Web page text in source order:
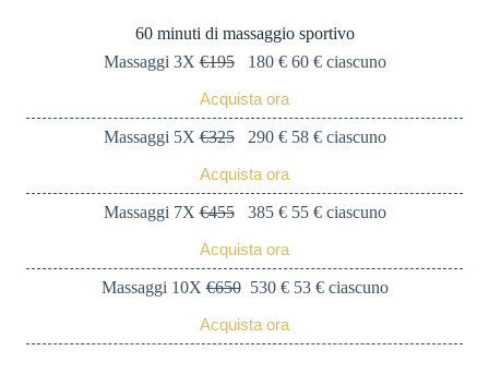
60 minuti di massaggio sportivo
Massaggi 3X€195180 € 60 € ciascuno
Acquista ora
Massaggi 5X€325290 € 58 € ciascuno
Acquista ora
Massaggi 7X€455385 € 55 € ciascuno
Acquista ora
Massaggi 10X€650530 € 53 € ciascuno
Acquista ora